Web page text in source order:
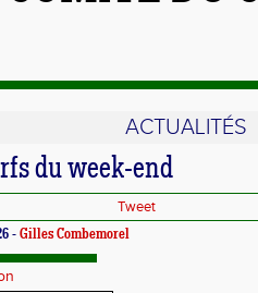
ACTUALITÉS
du week-end
Tweet
- Gilles Combemorel